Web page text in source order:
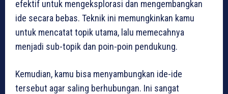
efektif untuk mengeksplorasi dan mengembangkan
ide secara bebas. Teknik ini memungkinkan kamu
untuk mencatat topik utama, lalu memecahnya
menjadi sub-topik dan poin-poin pendukung.
Kemudian, kamu bisa menyambungkan ide-ide
tersebut agar saling berhubungan. Ini sangat